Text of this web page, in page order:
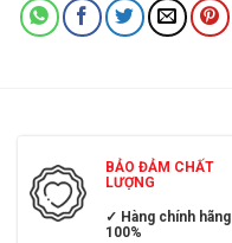
BẢO ĐẢM CHẤT
LƯỢNG
✓ Hàng chính hãng
100%